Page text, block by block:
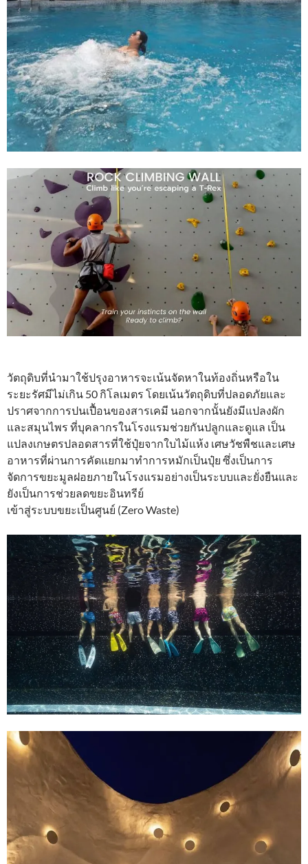
วัตถุดิบที่นำมาใช้ปรุงอาหารจะเน้นจัดหาในท้องถิ่นหรือใน
ระยะรัศมีไม่เกิน 50 กิโลเมตร โดยเน้นวัตถุดิบที่ปลอดภัยและ
ปราศจากการปนเปื้อนของสารเคมี นอกจากนั้นยังมีแปลงผัก
และสมุนไพร ที่บุคลากรในโรงแรมช่วยกันปลูกและดูแล เป็น
แปลงเกษตรปลอดสารที่ใช้ปุ๋ยจากใบไม้แห้ง เศษวัชพืชและเศษ
อาหารที่ผ่านการคัดแยกมาทำการหมักเป็นปุ๋ย ซึ่งเป็นการ
จัดการขยะมูลฝอยภายในโรงแรมอย่างเป็นระบบและยั่งยืนและ
ยังเป็นการช่วยลดขยะอินทรีย์
เข้าสู่ระบบขยะเป็นศูนย์ (Zero Waste)